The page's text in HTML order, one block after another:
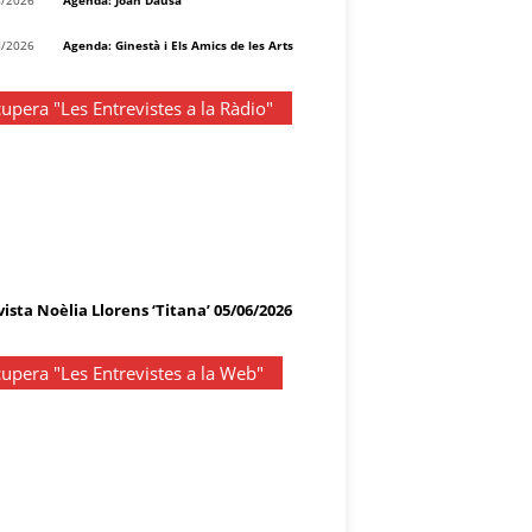
2026 Agenda: Ginestà i Els Amics de les Arts
"Les Entrevistes a la Ràdio"
Noèlia Llorens ‘Titana’ 05/06/2026
"Les Entrevistes a la Web"